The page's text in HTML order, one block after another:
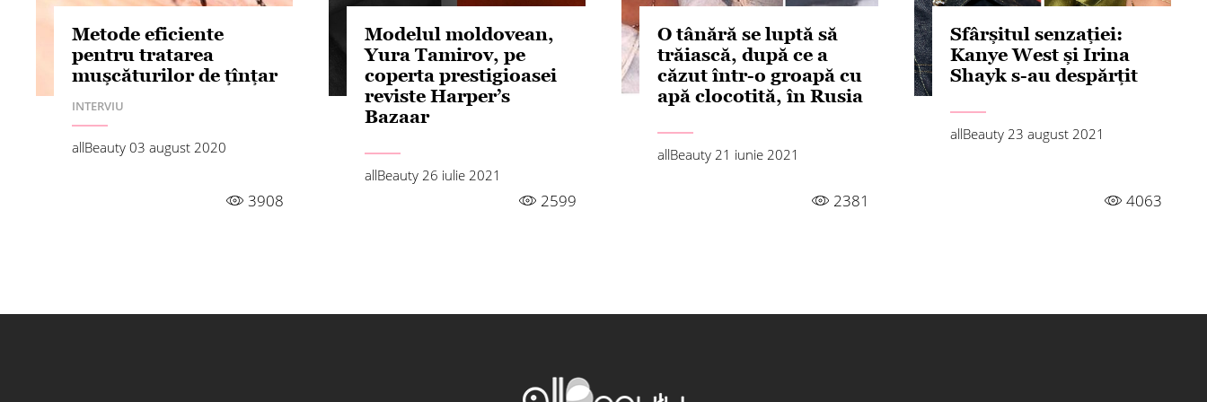
Metode eficiente
pentru tratarea
mușcăturilor de țînțar
INTERVIU
allBeauty 03 august 2020
3908
Modelul moldovean,
Yura Tamirov, pe
coperta prestigioasei
reviste Harper’s
Bazaar
allBeauty 26 iulie 2021
2599
O tânără se luptă să
trăiască, după ce a
căzut într-o groapă cu
apă clocotită, în Rusia
allBeauty 21 iunie 2021
2381
Sfârșitul senzației:
Kanye West și Irina
Shayk s-au despărțit
allBeauty 23 august 2021
4063